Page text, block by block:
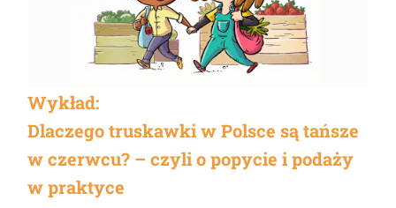
Wykład:
Dlaczego truskawki w Polsce są tańsze
w czerwcu? – czyli o popycie i podaży
w praktyce